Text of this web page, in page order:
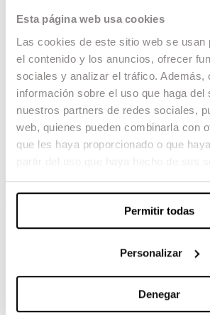
Esta página web usa cookies
Las cookies de este sitio web se usan
el contenido y los anuncios, ofrecer
sociales y analizar el tráfico. Además,
información sobre el uso que haga del
nuestros partners de redes sociales,
web, quienes pueden combinarla con
que les haya proporcionado o que
Permitir todas
Personalizar
Denegar
Hajar Boujtat / 2020 / Curtmetratge /
Un conjunt és infinit si és possible trobar un
¿Tiene sentido contar hasta el infinito?
Hajar
Curtmetratge / Documental / Experimental /
Hajar Boujtat GuióHajar Boujtat Direcció